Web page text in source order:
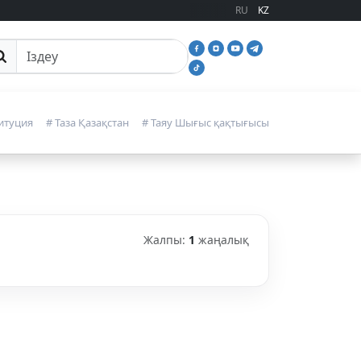
RU KZ
іздеу
# Таза Қазақстан # Таяу Шығыс қақтығысы
Жалпы: 1 жаңалық